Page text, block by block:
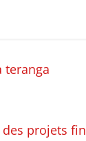
teranga
projets